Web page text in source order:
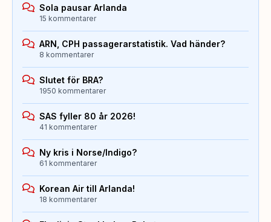
Sola pausar Arlanda
15 kommentarer
ARN, CPH passagerarstatistik. Vad händer?
8 kommentarer
Slutet för BRA?
1950 kommentarer
SAS fyller 80 år 2026!
41 kommentarer
Ny kris i Norse/Indigo?
61 kommentarer
Korean Air till Arlanda!
18 kommentarer